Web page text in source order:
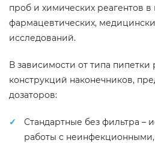
проб и химических реагентов в
фармацевтических,
исследований.
В зависимости от типа пипетки
конструкций наконечников,
дозаторов:
Стандартные без фильтра –
работы с